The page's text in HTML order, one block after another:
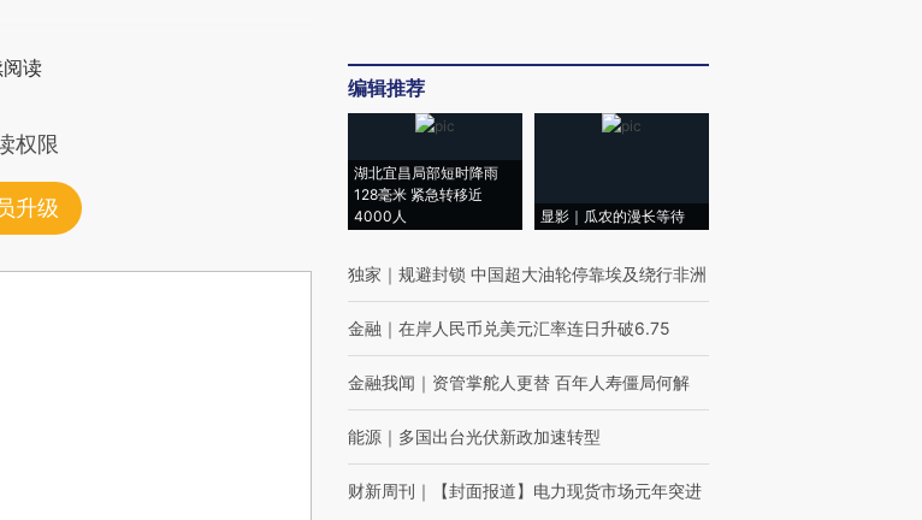
阅读
权限
升级
编辑推荐
湖北宜昌局部短时降雨
128毫米 紧急转移近
4000人
显影｜瓜农的漫长等待
独家 ｜ 规避封锁 中国超大油轮停靠埃及绕行非洲
金融 ｜ 在岸人民币兑美元汇率连日升破6.75
金融我闻 ｜ 资管掌舵人更替 百年人寿僵局何解
能源 ｜ 多国出台光伏新政加速转型
财新周刊 ｜ 【封面报道】电力现货市场元年突进